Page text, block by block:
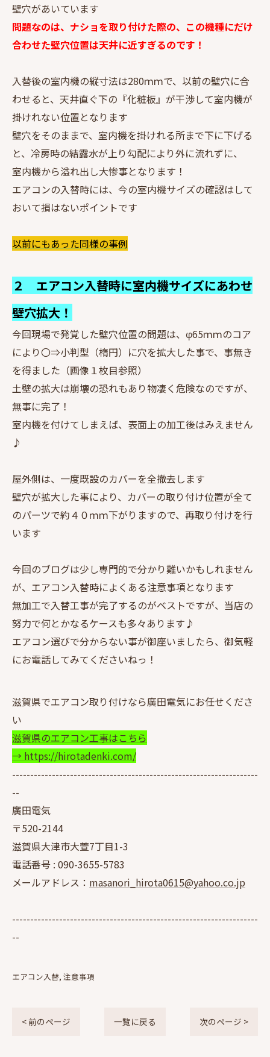
壁穴があいています
問題なのは、ナショを取り付けた際の、この機種にだけ
合わせた壁穴位置は天井に近すぎるのです！
入替後の室内機の縦寸法は280ｍｍで、以前の壁穴に合
わせると、天井直ぐ下の『化粧板』が干渉して室内機が
掛けれない位置となります
壁穴をそのままで、室内機を掛けれる所まで下に下げる
と、冷房時の結露水が上り勾配により外に流れずに、
室内機から溢れ出し大惨事となります！
エアコンの入替時には、今の室内機サイズの確認はして
おいて損はないポイントです
以前にもあった同様の事例
２ エアコン入替時に室内機サイズにあわせ
壁穴拡大！
今回現場で発覚した壁穴位置の問題は、φ65ｍｍのコア
により〇⇒小判型（楕円）に穴を拡大した事で、事無き
を得ました（画像１枚目参照）
土壁の拡大は崩壊の恐れもあり物凄く危険なのですが、
無事に完了！
室内機を付けてしまえば、表面上の加工後はみえません
♪
屋外側は、一度既設のカバーを全撤去します
壁穴が拡大した事により、カバーの取り付け位置が全て
のパーツで約４０ｍｍ下がりますので、再取り付けを行
います
今回のブログは少し専門的で分かり難いかもしれません
が、エアコン入替時によくある注意事項となります
無加工で入替工事が完了するのがベストですが、当店の
努力で何とかなるケースも多々あります♪
エアコン選びで分からない事が御座いましたら、御気軽
にお電話してみてくださいねっ！
滋賀県でエアコン取り付けなら廣田電気にお任せくださ
い
滋賀県のエアコン工事はこちら
→ https://hirotadenki.com/
--------------------------------------------------------------------
--
廣田電気
〒520-2144
滋賀県大津市大萱7丁目1-3
電話番号 : 090-3655-5783
メールアドレス： masanori_hirota0615@yahoo.co.jp
--------------------------------------------------------------------
--
エアコン入替 注意事項
< 前のページ 一覧に戻る 次のページ >